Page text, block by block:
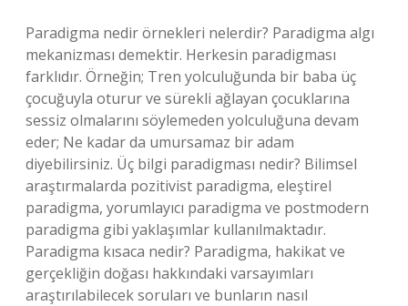
Paradigma nedir örnekleri nelerdir? Paradigma algı
mekanizması demektir. Herkesin paradigması
farklıdır. Örneğin; Tren yolculuğunda bir baba üç
çocuğuyla oturur ve sürekli ağlayan çocuklarına
sessiz olmalarını söylemeden yolculuğuna devam
eder; Ne kadar da umursamaz bir adam
diyebilirsiniz. Üç bilgi paradigması nedir? Bilimsel
araştırmalarda pozitivist paradigma, eleştirel
paradigma, yorumlayıcı paradigma ve postmodern
paradigma gibi yaklaşımlar kullanılmaktadır.
Paradigma kısaca nedir? Paradigma, hakikat ve
gerçekliğin doğası hakkındaki varsayımları
araştırılabilecek soruları ve bunların nasıl